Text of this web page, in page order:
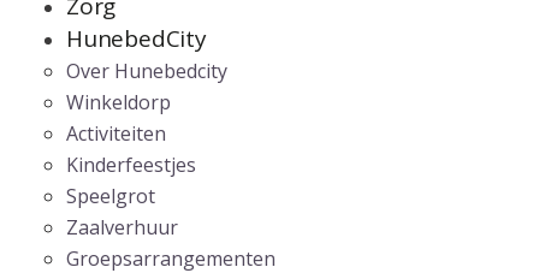
HunebedCity
Over Hunebedcity
Winkeldorp
Activiteiten
Kinderfeestjes
Speelgrot
Zaalverhuur
Groepsarrangementen